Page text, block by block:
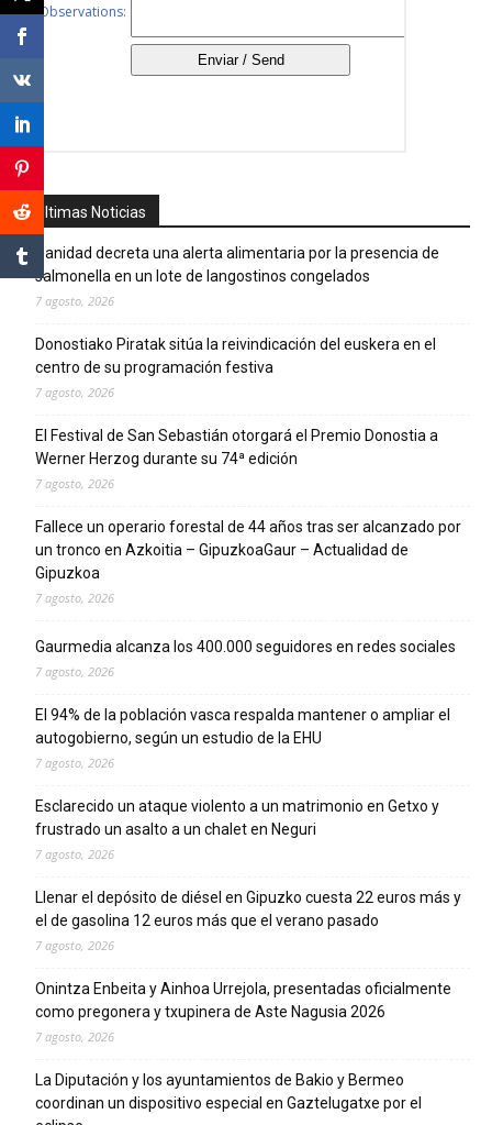
Últimas Noticias
Sanidad decreta una alerta alimentaria por la presencia de
salmonella en un lote de langostinos congelados
7 agosto, 2026
Donostiako Piratak sitúa la reivindicación del euskera en el
centro de su programación festiva
7 agosto, 2026
El Festival de San Sebastián otorgará el Premio Donostia a
Werner Herzog durante su 74ª edición
7 agosto, 2026
Fallece un operario forestal de 44 años tras ser alcanzado por
un tronco en Azkoitia – GipuzkoaGaur – Actualidad de
Gipuzkoa
7 agosto, 2026
Gaurmedia alcanza los 400.000 seguidores en redes sociales
7 agosto, 2026
El 94% de la población vasca respalda mantener o ampliar el
autogobierno, según un estudio de la EHU
7 agosto, 2026
Esclarecido un ataque violento a un matrimonio en Getxo y
frustrado un asalto a un chalet en Neguri
7 agosto, 2026
Llenar el depósito de diésel en Gipuzko cuesta 22 euros más y
el de gasolina 12 euros más que el verano pasado
7 agosto, 2026
Onintza Enbeita y Ainhoa Urrejola, presentadas oficialmente
como pregonera y txupinera de Aste Nagusia 2026
7 agosto, 2026
La Diputación y los ayuntamientos de Bakio y Bermeo
coordinan un dispositivo especial en Gaztelugatxe por el